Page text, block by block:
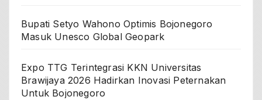
Bupati Setyo Wahono Optimis Bojonegoro
Masuk Unesco Global Geopark
Expo TTG Terintegrasi KKN Universitas
Brawijaya 2026 Hadirkan Inovasi Peternakan
Untuk Bojonegoro